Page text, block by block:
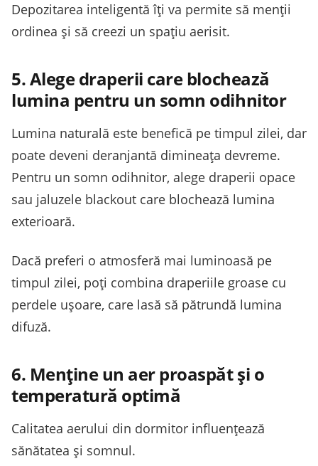
Depozitarea inteligentă îți va permite să menții
ordinea și să creezi un spațiu aerisit.
5. Alege draperii care blochează
lumina pentru un somn odihnitor
Lumina naturală este benefică pe timpul zilei, dar
poate deveni deranjantă dimineața devreme.
Pentru un somn odihnitor, alege draperii opace
sau jaluzele blackout care blochează lumina
exterioară.
Dacă preferi o atmosferă mai luminoasă pe
timpul zilei, poți combina draperiile groase cu
perdele ușoare, care lasă să pătrundă lumina
difuză.
6. Menține un aer proaspăt și o
temperatură optimă
Calitatea aerului din dormitor influențează
sănătatea și somnul.